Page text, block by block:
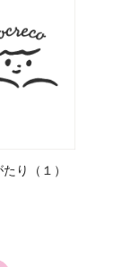
り（１）